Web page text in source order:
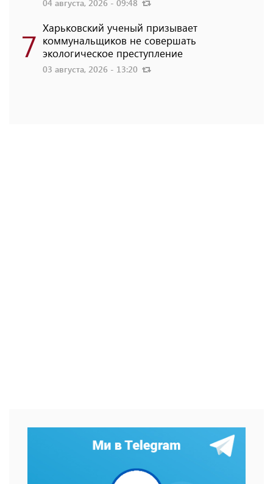
04 августа, 2026 - 09:48
7 Харьковский ученый призывает
коммунальщиков не совершать
экологическое преступление
03 августа, 2026 - 13:20